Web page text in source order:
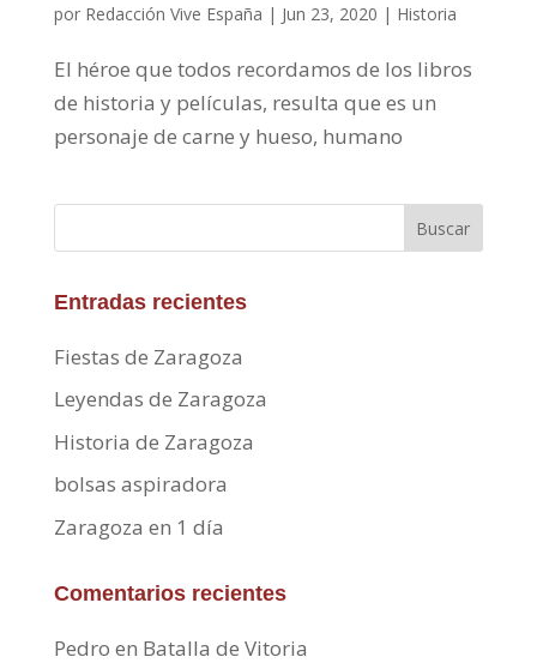
por Redacción Vive España | Jun 23, 2020 | Historia
El héroe que todos recordamos de los libros
de historia y películas, resulta que es un
personaje de carne y hueso, humano
Buscar
Entradas recientes
Fiestas de Zaragoza
Leyendas de Zaragoza
Historia de Zaragoza
bolsas aspiradora
Zaragoza en 1 día
Comentarios recientes
Pedro en Batalla de Vitoria